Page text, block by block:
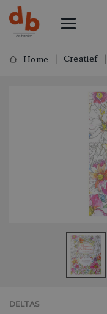
Home Creatief
DELTAS